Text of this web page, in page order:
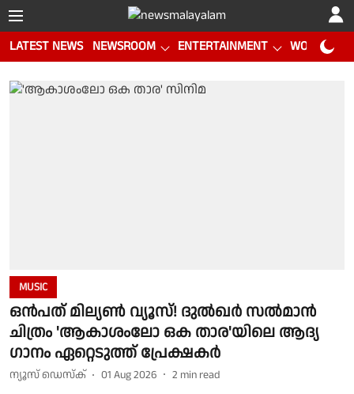
LATEST NEWS NEWSROOM ENTERTAINMENT WORLD CUP
MUSIC
ഒൻപത് മില്യൺ വ്യൂസ്! ദുൽഖർ സൽമാൻ
ചിത്രം 'ആകാശംലോ ഒക താര'യിലെ ആദ്യ
ഗാനം ഏറ്റെടുത്ത് പ്രേക്ഷകർ
ന്യൂസ് ഡെസ്ക് 01 Aug 2026 2 min read